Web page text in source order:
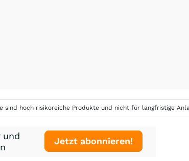
hoch risikoreiche Produkte und nicht für langfristige
und
Jetzt abonnieren!